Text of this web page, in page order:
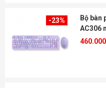
-23%
Bộ bàn
AC306